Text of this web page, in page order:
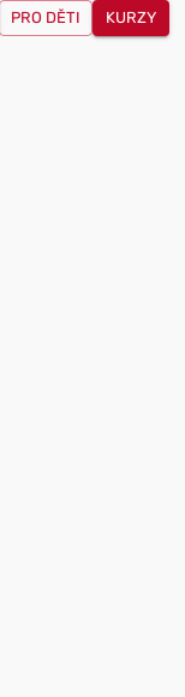
PRO DĚTI
KURZY